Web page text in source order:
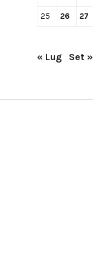
25 26 27
« Lug Set »